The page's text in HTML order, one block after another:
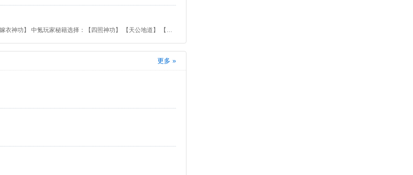
大神玩家秘籍选择：【清寒诀】 【清心诀】 【嫁衣神功】 中氪玩家秘籍选择：【四照神功】 【天公地道】 【智周万物】 平民玩家秘籍选择：【华山白秘籍】 【苗家刀法】 【穿心掌法】
更多 »